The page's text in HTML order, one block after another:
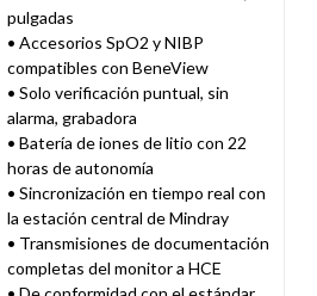
pulgadas
• Accesorios SpO2 y NIBP
compatibles con BeneView
• Solo verificación puntual, sin
alarma, grabadora
• Batería de iones de litio con 22
horas de autonomía
• Sincronización en tiempo real con
la estación central de Mindray
• Transmisiones de documentación
completas del monitor a HCE